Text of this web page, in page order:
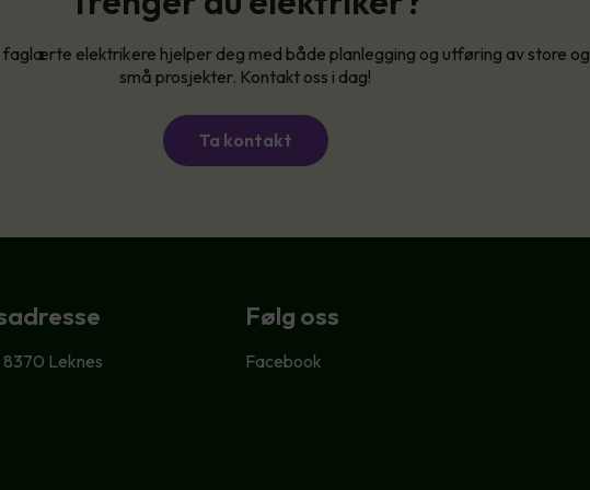
elektrikere hjelper deg med både planlegging og utføring av store og
små prosjekter. Kontakt oss i dag!
Ta kontakt
Leknes
Følg oss
Facebook